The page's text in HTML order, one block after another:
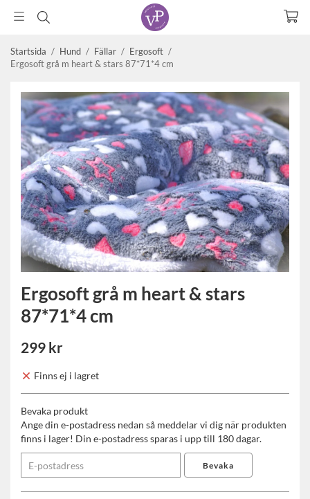
Startsida / Hund / Fällar / Ergosoft /
Ergosoft grå m heart & stars 87*71*4 cm
Ergosoft grå m heart & stars
87*71*4 cm
299 kr
Finns ej i lagret
Bevaka produkt
Ange din e-postadress nedan så meddelar vi dig när produkten
finns i lager! Din e-postadress sparas i upp till 180 dagar.
Bevaka